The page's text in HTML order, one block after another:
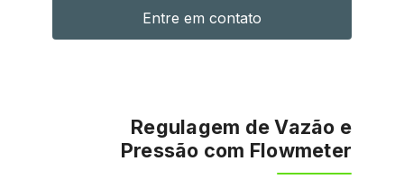
Entre em contato
Regulagem de Vazão e
Pressão com Flowmeter